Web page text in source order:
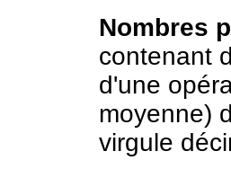
Nombres
contenant
d'une
moyenne)
virgule